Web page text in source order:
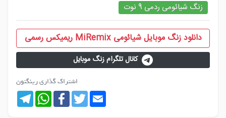
زنگ شیائومی ردمی 9 نوت
دانلود زنگ موبایل شیائومی MiRemix ریمیکس رسمی
کانال تلگرام زنگ موبایل
اشتراک گذاری رینگتون
Telegram
WhatsAppFacebookTwitterEmail